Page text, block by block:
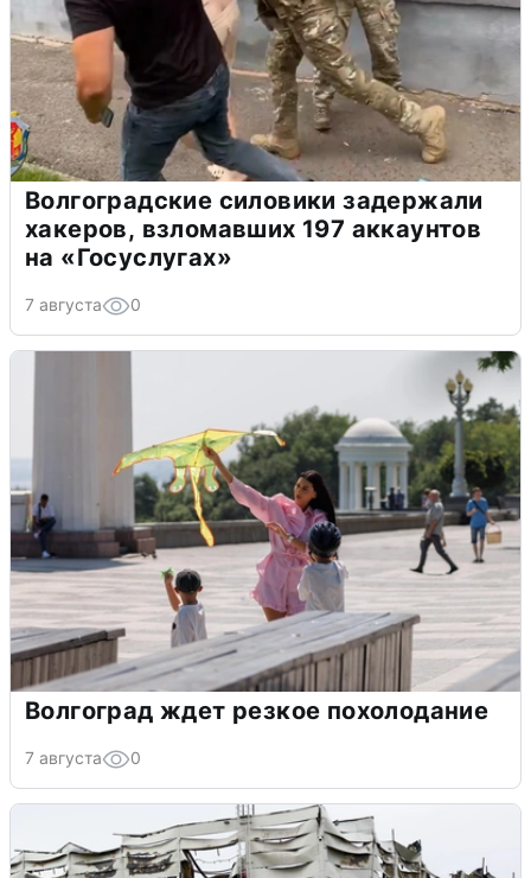
Волгоградские силовики задержали
хакеров, взломавших 197 аккаунтов
на «Госуслугах»
7 августа 0
Волгоград ждет резкое похолодание
7 августа 0